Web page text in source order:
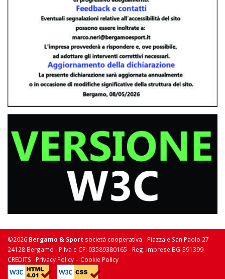
©2026 Bergamo & Sport società cooperativa - Piazzale San Paolo 27 -
24128 Bergamo - P Iva e CF: 03589380165 - Reg. Imprese BG-391399 -
CREDITS -Privacy Policy - Cookie Policy